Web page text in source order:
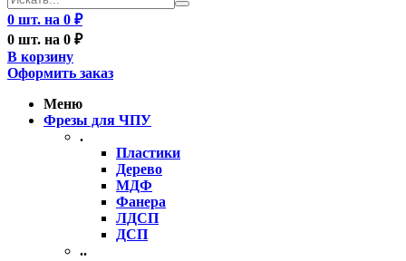
0 шт. на 0 ₽
0 шт. на 0 ₽
В корзину
Оформить заказ
Меню
Фрезы для ЧПУ
.
Пластики
Дерево
МДФ
Фанера
ЛДСП
ДСП
..